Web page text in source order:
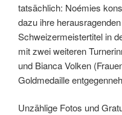
tatsächlich: Noémies
dazu ihre
Schweizermeistertitel in
mit zwei weiteren
und Bianca Volken
Goldmedaille
Unzählige Fotos und